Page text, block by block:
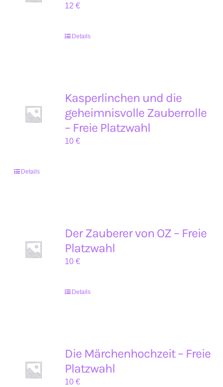
12€
Details
Kasperlinchen und die
geheimnisvolle Zauberrolle
– Freie Platzwahl
10€
Details
Der Zauberer von OZ – Freie
Platzwahl
10€
Details
Die Märchenhochzeit – Freie
Platzwahl
10€